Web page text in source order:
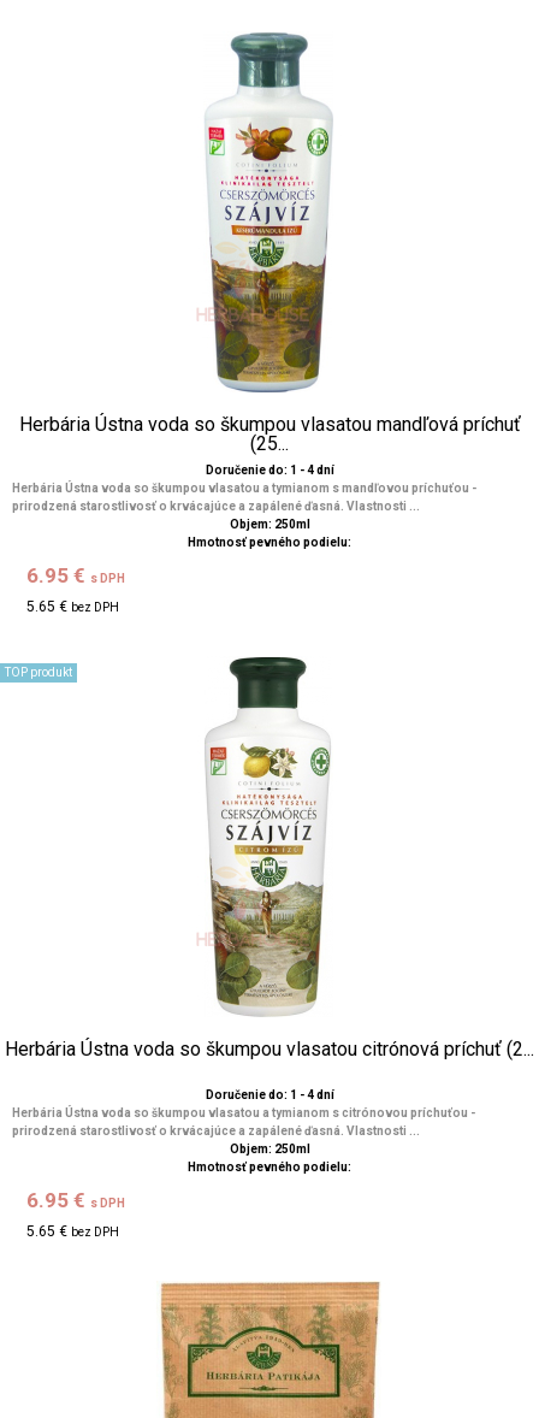
Herbária Ústna voda so škumpou vlasatou mandľová príchuť
(25...
Doručenie do: 1 - 4 dní
Herbária Ústna voda so škumpou vlasatou a tymianom s mandľovou príchuťou -
prirodzená starostlivosť o krvácajúce a zapálené ďasná. Vlastnosti ...
Objem: 250ml
Hmotnosť pevného podielu:
6.95 € s DPH
5.65 € bez DPH
TOP produkt
Herbária Ústna voda so škumpou vlasatou citrónová príchuť (2...
Doručenie do: 1 - 4 dní
Herbária Ústna voda so škumpou vlasatou a tymianom s citrónovou príchuťou -
prirodzená starostlivosť o krvácajúce a zapálené ďasná. Vlastnosti ...
Objem: 250ml
Hmotnosť pevného podielu:
6.95 € s DPH
5.65 € bez DPH